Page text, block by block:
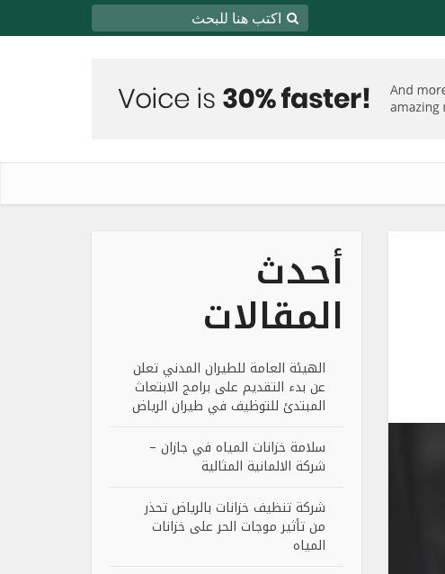
أحدث
المقالات
الهيئة العامة للطيران المدني تعلن
عن بدء التقديم على برامج الابتعاث
المبتدئ للتوظيف في طيران الرياض
سلامة خزانات المياه في جازان –
شركة الالمانية المثالية
شركة تنظيف خزانات بالرياض تحذر
من تأثير موجات الحر على خزانات
المياه